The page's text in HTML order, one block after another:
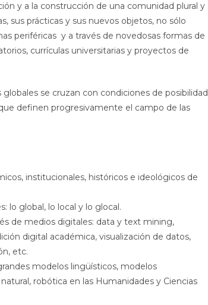
y a la construcción de una comunidad plural y
sus prácticas y sus nuevos objetos, no sólo
periféricas y a través de novedosas formas de
currículas universitarias y proyectos de
se cruzan con condiciones de posibilidad
definen progresivamente el campo de las
institucionales, históricos e ideológicos de
lo global, lo local y lo glocal.
de medios digitales: data y text mining,
digital académica, visualización de datos,
etc.
modelos lingüísticos, modelos
robótica en las Humanidades y Ciencias